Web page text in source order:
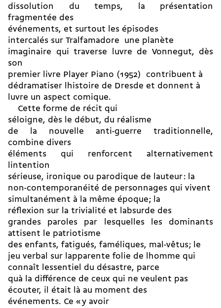
dissolution du temps, la présentation
fragmentée des
événements, et surtout les épisodes
intercalés sur Tralfamadore  une planète
imaginaire qui traverse luvre de Vonnegut, dès
son
premier livre Player Piano (1952)  contribuent à
dédramatiser lhistoire de Dresde et donnent à
luvre un aspect comique.
Cette forme de récit qui
séloigne, dès le début, du réalisme
de la nouvelle anti-guerre traditionnelle,
combine divers
éléments qui renforcent alternativement
lintention
sérieuse, ironique ou parodique de lauteur : la
non-contemporanéité de personnages qui vivent
simultanément à la même époque ; la
réflexion sur la trivialité et labsurde des
grandes paroles par lesquelles les dominants
attisent le patriotisme
des enfants, fatigués, faméliques, mal-vêtus ; le
jeu verbal sur lapparente folie de lhomme qui
connaît lessentiel du désastre, parce
quà la différence de ceux qui ne veulent pas
écouter, il était là au moment des
événements. Ce « y avoir